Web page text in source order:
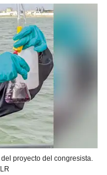
proyecto del congresista.